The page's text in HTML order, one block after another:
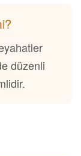
düzenli